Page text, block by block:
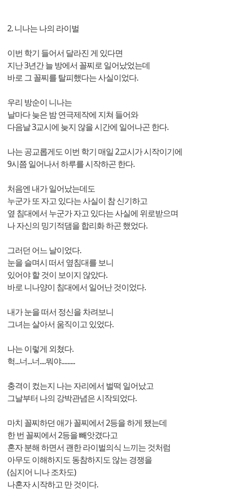
2. 니나는 나의 라이벌
이번 학기 들어서 달라진 게 있다면
지난 3년간 늘 방에서 꼴찌로 일어났었는데
바로 그 꼴찌를 탈피했다는 사실이었다.
우리 방순이 니나는
날마다 늦은 밤 연극제작에 지쳐 들어와
다음날 3교시에 늦지 않을 시간에 일어나곤 한다.
나는 공교롭게도 이번 학기 매일 2교시가 시작이기에
9시쯤 일어나서 하루를 시작하곤 한다.
처음엔 내가 일어났는데도
누군가 또 자고 있다는 사실이 참 신기하고
옆 침대에서 누군가 자고 있다는 사실에 위로받으며
나 자신의 밍기적댐을 합리화 하곤 했었다.
그러던 어느 날이었다.
눈을 슬며시 떠서 옆침대를 보니
있어야 할 것이 보이지 않았다.
바로 니나양이 침대에서 일어난 것이었다.
내가 눈을 떠서 정신을 차려보니
그녀는 살아서 움직이고 있었다.
나는 이렇게 외쳤다.
헉...너...너....뭐야.........
충격이 컸는지 나는 자리에서 벌떡 일어났고
그날부터 나의 강박관념은 시작되었다.
마치 꼴찌하던 애가 꼴찌에서 2등을 하게 됐는데
한 번 꼴찌에서 2등을 빼앗겼다고
혼자 분해 하면서 괜한 라이벌의식 느끼는 것처럼
아무도 이해하지도 동참하지도 않는 경쟁을
(심지어 니나 조차도)
나혼자 시작하고 만 것이다.